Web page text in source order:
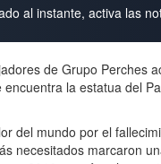
al instante, activa las
de Grupo Perches
la estatua del
del mundo por el
necesitados marcaron